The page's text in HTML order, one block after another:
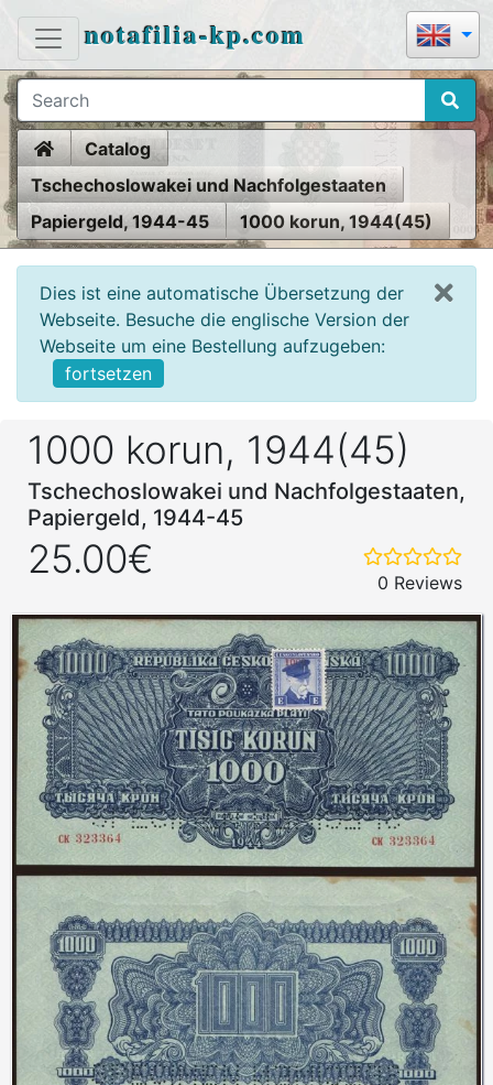
notafilia-kp.com
HomeCatalog
Tschechoslowakei und Nachfolgestaaten
Papiergeld, 1944-45
1000 korun, 1944(45)
Dies ist eine automatische Übersetzung der
Webseite. Besuche die englische Version der
Webseite um eine Bestellung aufzugeben:
fortsetzen
1000 korun, 1944(45)
Tschechoslowakei und Nachfolgestaaten,
Papiergeld, 1944-45
25.00€
0 Reviews